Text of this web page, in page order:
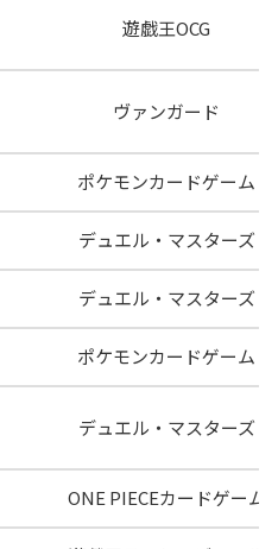
遊戯王OCG
ヴァンガード
ポケモンカードゲーム
デュエル・マスターズ
デュエル・マスターズ
ポケモンカードゲーム
デュエル・マスターズ
ONE PIECEカードゲーム